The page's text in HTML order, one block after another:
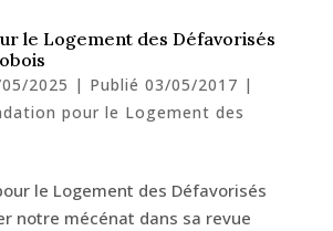
le Logement des Défavorisés
2025 | Publié 03/05/2017 |
pour le Logement des
le Logement des Défavorisés
notre mécénat dans sa revue